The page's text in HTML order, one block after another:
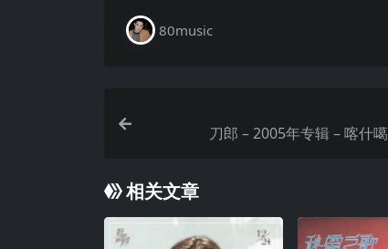
80music
相关文章